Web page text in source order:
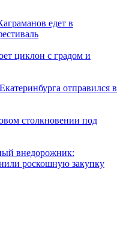
едет в
циклон с градом и
отправился в
столкновении под
внедорожник:
роскошную закупку